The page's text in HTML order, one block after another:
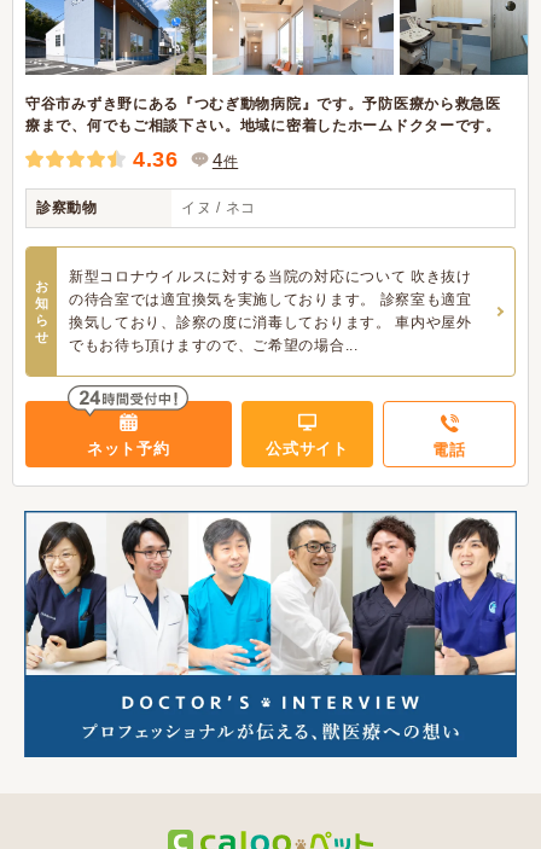
守谷市みずき野にある『つむぎ動物病院』です。予防医療から救急医
療まで、何でもご相談下さい。地域に密着したホームドクターです。
4.36 4件
診察動物 イヌ / ネコ
お
知
ら
せ
新型コロナウイルスに対する当院の対応について 吹き抜け
の待合室では適宜換気を実施しております。 診察室も適宜
換気しており、診察の度に消毒しております。 車内や屋外
でもお待ち頂けますので、ご希望の場合...
ネット予約 公式サイト 電話